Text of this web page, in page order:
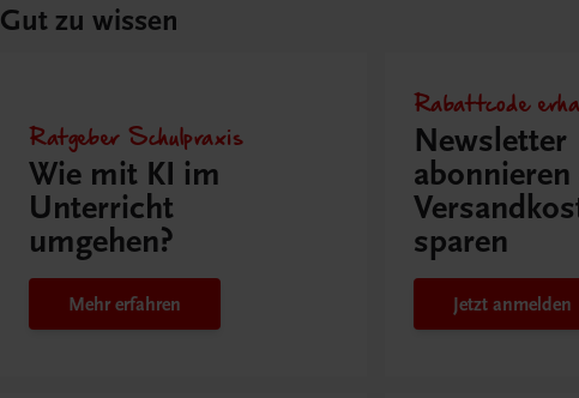
Gut zu wissen
Ratgeber Schulpraxis
Wie mit KI im
Unterricht
umgehen?
Mehr erfahren
Rabattcode
Newsletter
sparen
Jetzt anmelden